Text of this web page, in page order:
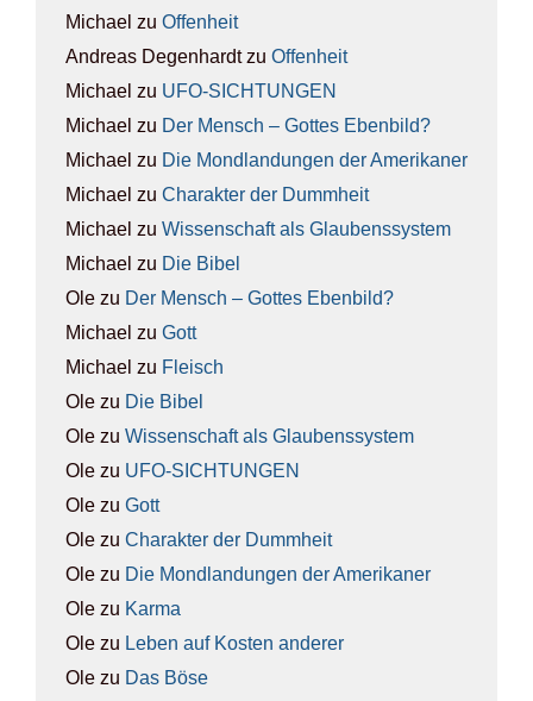
Michael zu Offen­heit
Andreas Degenhardtzu Offen­heit
Michael zu UFO-SICH­TUN­GEN
Michael zu Der Mensch – Got­tes Eben­bild?
Michael zu Die Mond­lan­dun­gen der Ame­ri­ka­ner
Michael zu Cha­rak­ter der Dumm­heit
Michael zu Wis­sen­schaft als Glau­bens­sys­tem
Michael zu Die Bibel
Ole zu Der Mensch – Got­tes Eben­bild?
Michael zu Gott
Michael zu Fleisch
Ole zu Die Bibel
Ole zu Wis­sen­schaft als Glau­bens­sys­tem
Ole zu UFO-SICH­TUN­GEN
Ole zu Gott
Ole zu Cha­rak­ter der Dumm­heit
Ole zu Die Mond­lan­dun­gen der Ame­ri­ka­ner
Ole zu Kar­ma
Ole zu Leben auf Kos­ten ande­rer
Ole zu Das Böse